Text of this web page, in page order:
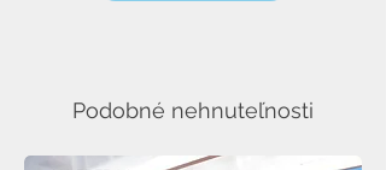
Podobné nehnuteľnosti